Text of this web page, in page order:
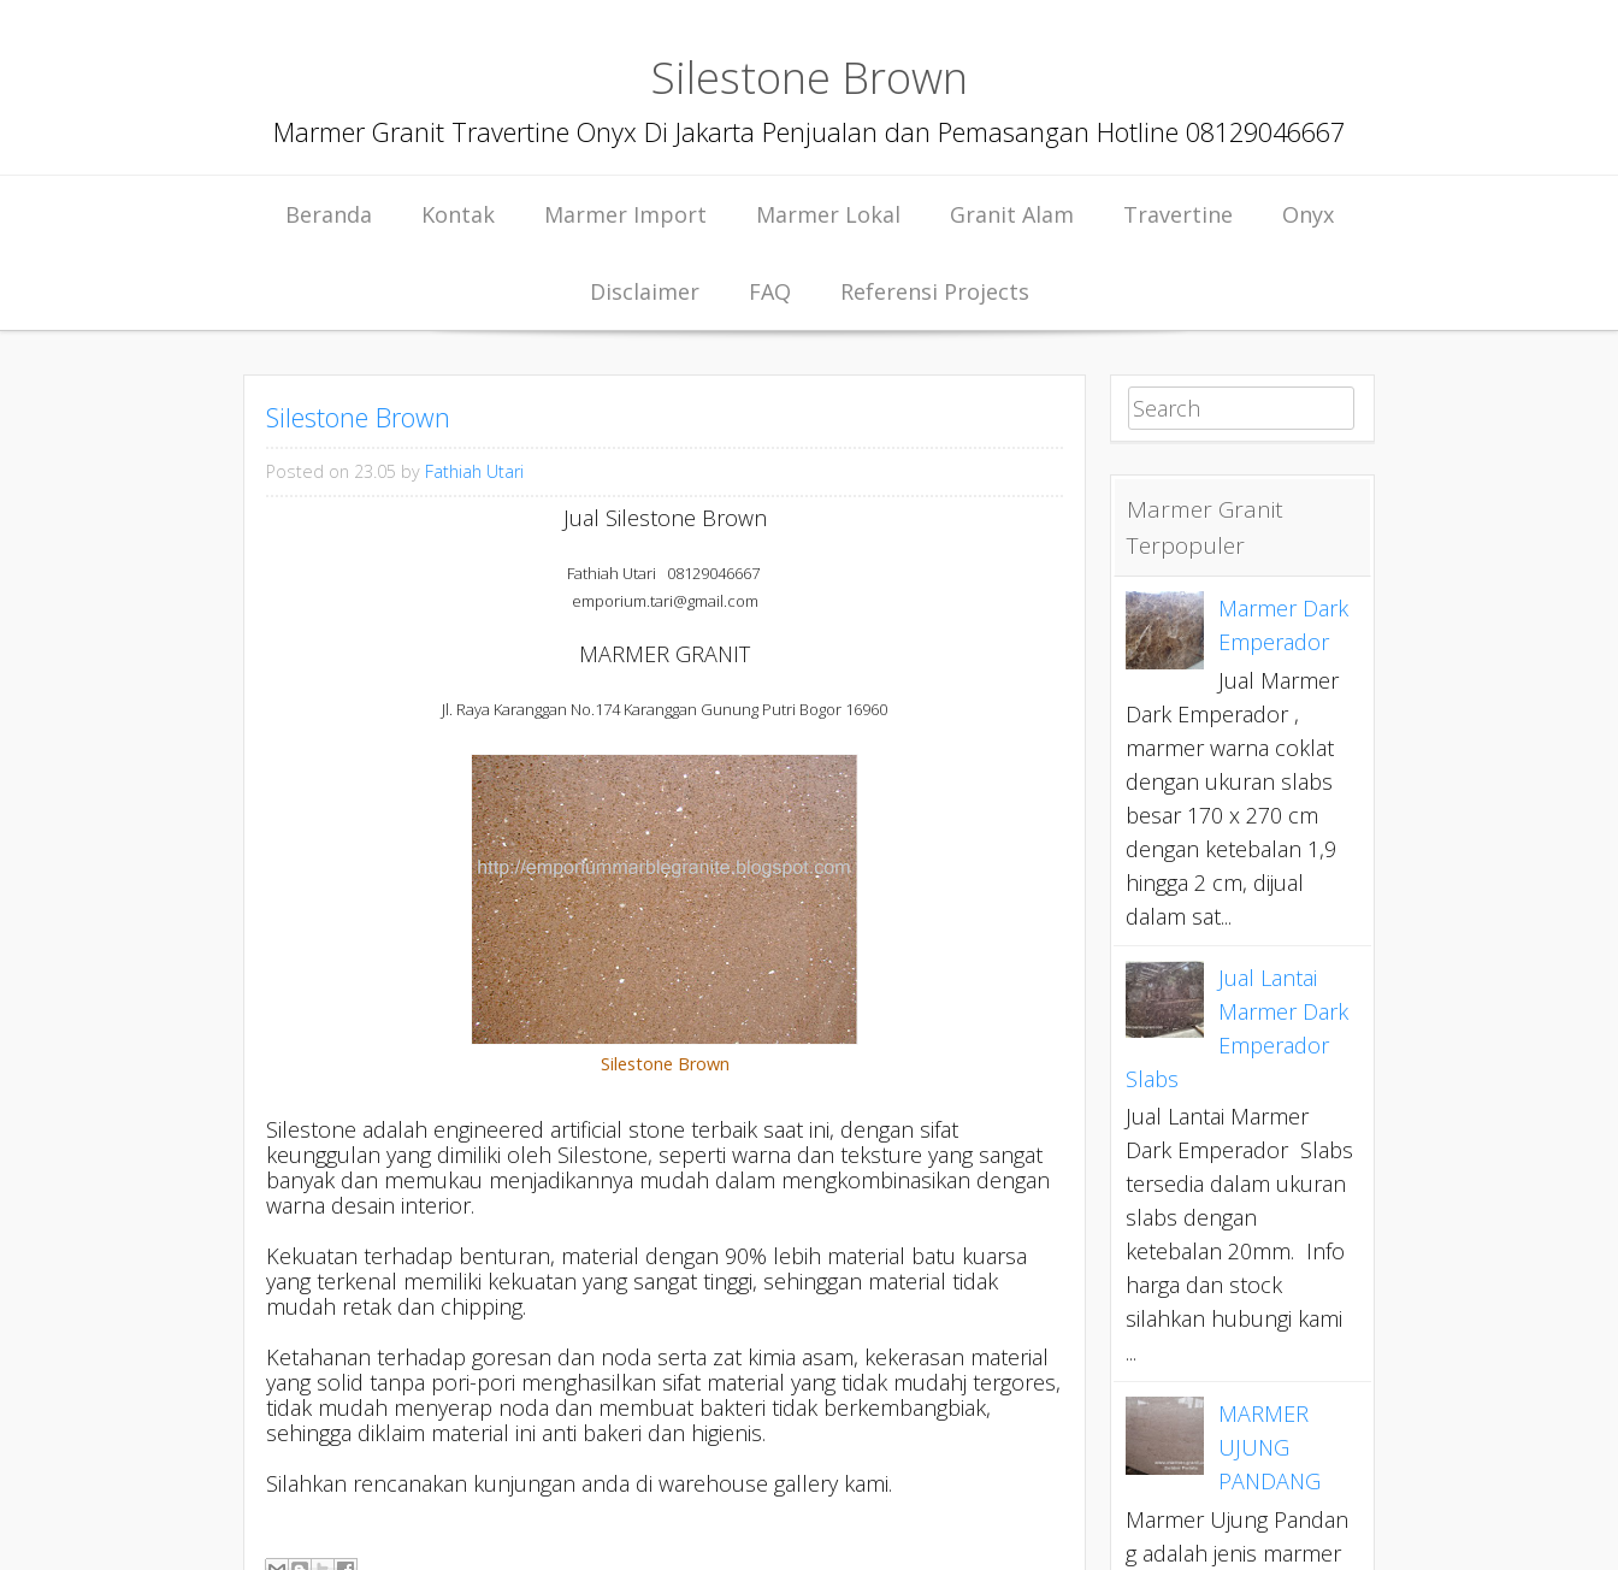
Silestone Brown
Marmer Granit Travertine Onyx Di Jakarta Penjualan dan Pemasangan Hotline 08129046667
Skip to content
Beranda Kontak Marmer Import Marmer Lokal Granit Alam Travertine Onyx
Disclaimer FAQ Referensi Projects
Silestone Brown
Posted on 23.05 by Fathiah Utari
Jual Silestone Brown
Fathiah Utari 08129046667
emporium.tari@gmail.com
MARMER GRANIT
Jl. Raya Karanggan No.174 Karanggan Gunung Putri Bogor 16960
Silestone Brown
Silestone adalah engineered artificial stone terbaik saat ini, dengan sifat
keunggulan yang dimiliki oleh Silestone, seperti warna dan teksture yang sangat
banyak dan memukau menjadikannya mudah dalam mengkombinasikan dengan
warna desain interior.
Kekuatan terhadap benturan, material dengan 90% lebih material batu kuarsa
yang terkenal memiliki kekuatan yang sangat tinggi, sehinggan material tidak
mudah retak dan chipping.
Ketahanan terhadap goresan dan noda serta zat kimia asam, kekerasan material
yang solid tanpa pori-pori menghasilkan sifat material yang tidak mudahj tergores,
tidak mudah menyerap noda dan membuat bakteri tidak berkembangbiak,
sehingga diklaim material ini anti bakeri dan higienis.
Silahkan rencanakan kunjungan anda di warehouse gallery kami.
Search for:
Marmer Granit
Terpopuler
Marmer Dark
Emperador
Jual Marmer
Dark Emperador ,
marmer warna coklat
dengan ukuran slabs
besar 170 x 270 cm
dengan ketebalan 1,9
hingga 2 cm, dijual
dalam sat...
Jual Lantai
Marmer Dark
Emperador
Slabs
Jual Lantai Marmer
Dark Emperador Slabs
tersedia dalam ukuran
slabs dengan
ketebalan 20mm. Info
harga dan stock
silahkan hubungi kami
...
MARMER
UJUNG
PANDANG
Marmer Ujung Pandan
g adalah jenis marmer